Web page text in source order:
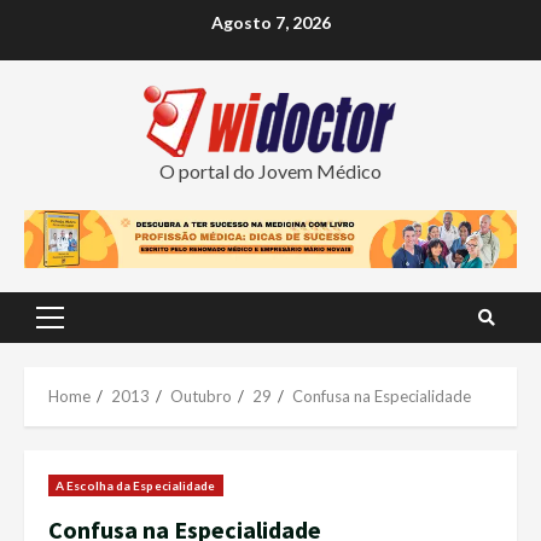
Agosto 7, 2026
O portal do Jovem Médico
Primary
Home 2013 Outubro 29 Confusa na Especialidade
A Escolha da Especialidade
Confusa na Especialidade